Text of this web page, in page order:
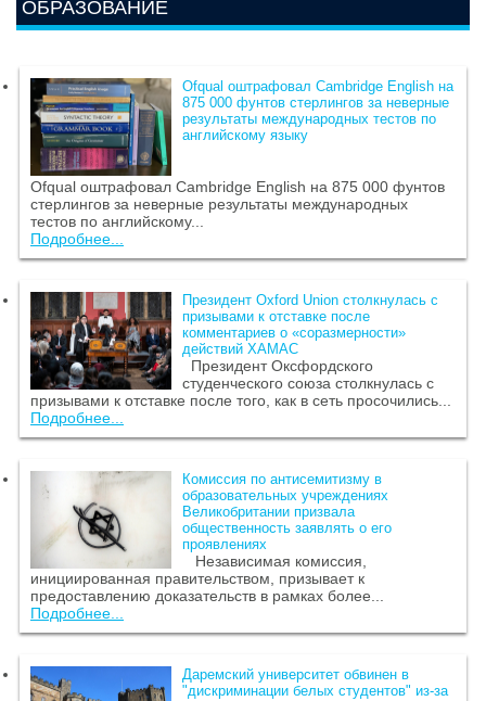
ОБРАЗОВАНИЕ
Ofqual оштрафовал Cambridge English на
875 000 фунтов стерлингов за неверные
результаты международных тестов по
английскому языку
Ofqual оштрафовал Cambridge English на 875 000 фунтов
стерлингов за неверные результаты международных
тестов по английскому...
Подробнее...
Президент Oxford Union столкнулась с
призывами к отставке после
комментариев о «соразмерности»
действий ХАМАС
Президент Оксфордского
студенческого союза столкнулась с
призывами к отставке после того, как в сеть просочились...
Подробнее...
Комиссия по антисемитизму в
образовательных учреждениях
Великобритании призвала
общественность заявлять о его
проявлениях
Независимая комиссия,
инициированная правительством, призывает к
предоставлению доказательств в рамках более...
Подробнее...
Даремский университет обвинен в
"дискриминации белых студентов" из-за